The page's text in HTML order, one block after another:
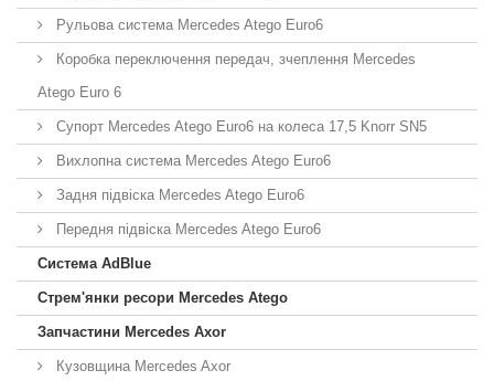
Рульова система Mercedes Atego Euro6
Коробка переключення передач, зчеплення Mercedes
Atego Euro 6
Супорт Mercedes Atego Euro6 на колеса 17,5 Knorr SN5
Вихлопна система Mercedes Atego Euro6
Задня підвіска Mercedes Atego Euro6
Передня підвіска Mercedes Atego Euro6
Система AdBlue
Стрем'янки ресори Mercedes Atego
Запчастини Mercedes Axor
Кузовщина Mercedes Axor